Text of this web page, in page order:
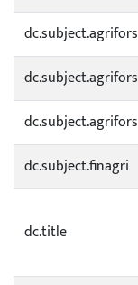
dc.subject.agrifors
dc.subject.agrifors
dc.subject.agrifors
dc.subject.finagri
dc.title